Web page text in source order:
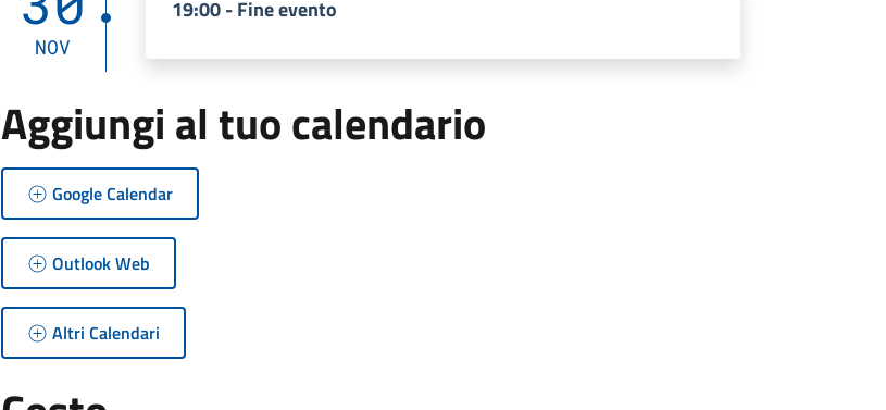
NOV
19:00 - Fine evento
Aggiungi al tuo calendario
Google Calendar
Outlook Web
Altri Calendari